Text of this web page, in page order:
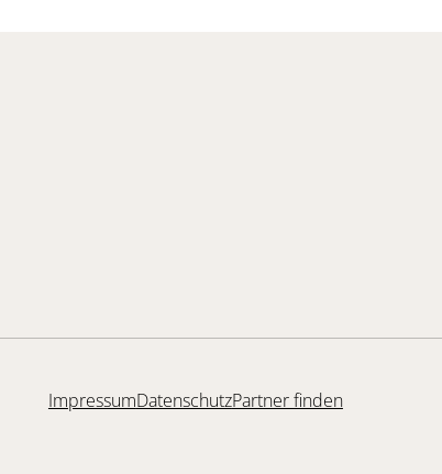
ImpressumDatenschutzPartner finden